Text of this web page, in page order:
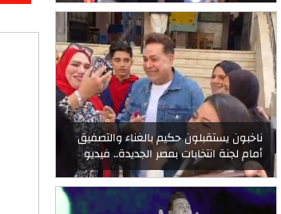
ناخبون يستقبلون حكيم بالغناء والتصفيق
أمام لجنة انتخابات بمصر الجديدة.. فيديو